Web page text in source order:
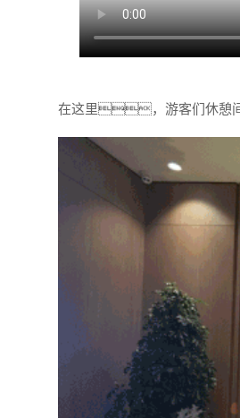
在这里，游客们休憩